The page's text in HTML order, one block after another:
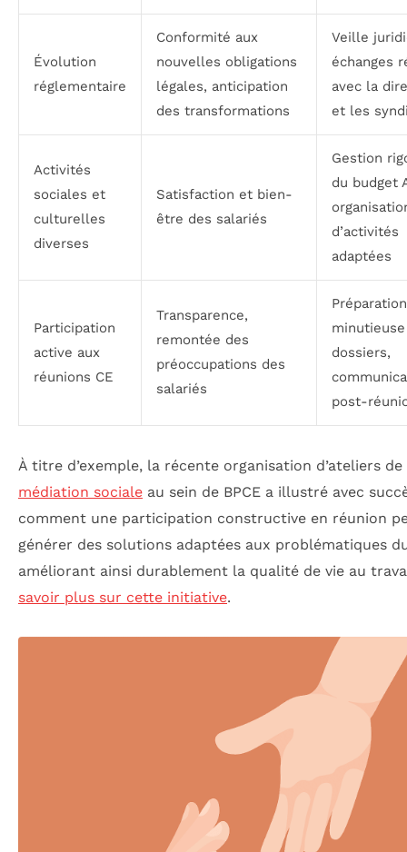
Évolution
réglementaire
Conformité aux
nouvelles obligations
légales, anticipation
des transformations
Veille
échanges
avec la
et les
Activités
sociales et
culturelles
diverses
Satisfaction et bien-
être des salariés
Gestion
du budget
d’activités
adaptées
Participation
active aux
réunions CE
Transparence,
remontée des
préoccupations des
salariés
Préparation
dossiers,
post-
À titre d’exemple, la récente organisation d’ateliers de
médiation sociale au sein de BPCE a illustré avec
comment une participation constructive en réunion
générer des solutions adaptées aux problématiques
améliorant ainsi durablement la qualité de vie au
savoir plus sur cette initiative.